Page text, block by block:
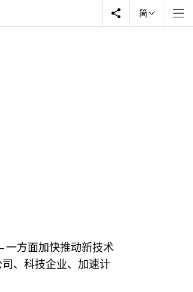
简
一方面加快推动新技术
、科技企业、加速计